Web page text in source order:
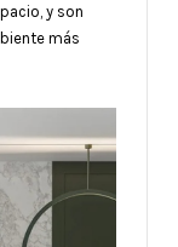
y son
más